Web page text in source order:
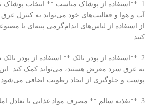
1. **استفاده از پوشاک مناسب:** انتخاب پوشاک
آب و هوا و فعالیت‌های خود می‌تواند به کنترل
از استفاده از لباس‌های اندام‌گرمی پنبه‌ای یا
کنید.
2. **استفاده از پودر تالک:** استفاده از پودر
به عرق سرد معرض هستند، می‌تواند کمک کند.
پوست و جلوگیری از ایجاد رطوبت اضافی
3. **تغذیه سالم:** مصرف مواد غذایی با تعادل